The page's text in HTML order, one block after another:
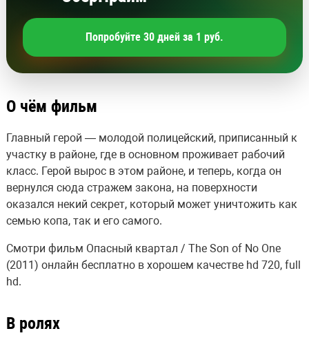
Попробуйте 30 дней за 1 руб.
О чём фильм
Главный герой — молодой полицейский, приписанный к
участку в районе, где в основном проживает рабочий
класс. Герой вырос в этом районе, и теперь, когда он
вернулся сюда стражем закона, на поверхности
оказался некий секрет, который может уничтожить как
семью копа, так и его самого.
Смотри фильм Опасный квартал / The Son of No One
(2011) онлайн бесплатно в хорошем качестве hd 720, full
hd.
В ролях